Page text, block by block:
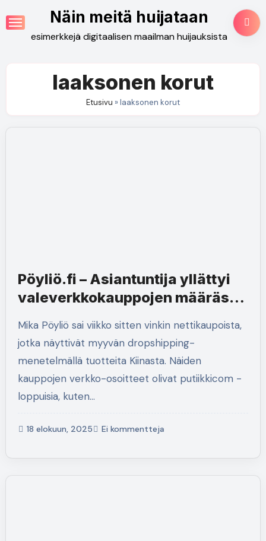
to
content
Näin meitä huijataan
esimerkkejä digitaalisen maailman huijauksista
laaksonen korut
Etusivu »laaksonen korut
Pöyliö.fi – Asiantuntija yllättyi
valeverkkokauppojen määrästä
tarkkana
Mika Pöyliö sai viikko sitten vinkin nettikaupoista,
jotka näyttivät myyvän dropshipping-
menetelmällä tuotteita Kiinasta. Näiden
kauppojen verkko-osoitteet olivat putiikkicom -
loppuisia, kuten…
18 elokuun, 2025 Ei kommentteja